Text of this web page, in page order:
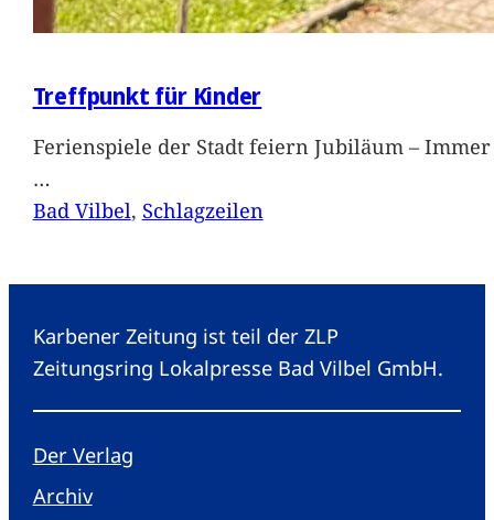
Treffpunkt für Kinder
Ferienspiele der Stadt feiern Jubiläum –
…
Bad Vilbel, Schlagzeilen
Karbener Zeitung ist teil der ZLP
Zeitungsring Lokalpresse Bad Vilbel GmbH.
Der Verlag
Archiv